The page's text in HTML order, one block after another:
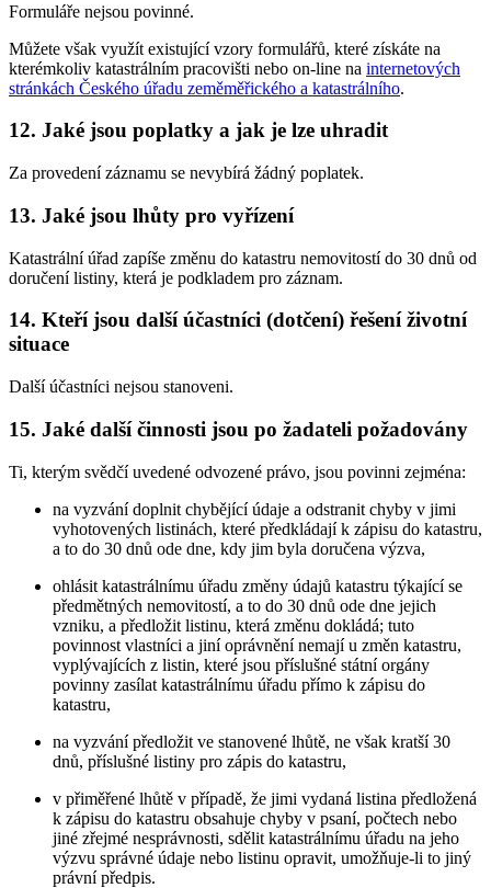
Formuláře nejsou povinné.
Můžete však využít existující vzory formulářů, které získáte na
kterémkoliv katastrálním pracovišti nebo on-line na internetových
stránkách Českého úřadu zeměměřického a katastrálního.
12. Jaké jsou poplatky a jak je lze uhradit
Za provedení záznamu se nevybírá žádný poplatek.
13. Jaké jsou lhůty pro vyřízení
Katastrální úřad zapíše změnu do katastru nemovitostí do 30 dnů od
doručení listiny, která je podkladem pro záznam.
14. Kteří jsou další účastníci (dotčení) řešení životní
situace
Další účastníci nejsou stanoveni.
15. Jaké další činnosti jsou po žadateli požadovány
Ti, kterým svědčí uvedené odvozené právo, jsou povinni zejména:
na vyzvání doplnit chybějící údaje a odstranit chyby v jimi
vyhotovených listinách, které předkládají k zápisu do katastru,
a to do 30 dnů ode dne, kdy jim byla doručena výzva,
ohlásit katastrálnímu úřadu změny údajů katastru týkající se
předmětných nemovitostí, a to do 30 dnů ode dne jejich
vzniku, a předložit listinu, která změnu dokládá; tuto
povinnost vlastníci a jiní oprávnění nemají u změn katastru,
vyplývajících z listin, které jsou příslušné státní orgány
povinny zasílat katastrálnímu úřadu přímo k zápisu do
katastru,
na vyzvání předložit ve stanovené lhůtě, ne však kratší 30
dnů, příslušné listiny pro zápis do katastru,
v přiměřené lhůtě v případě, že jimi vydaná listina předložená
k zápisu do katastru obsahuje chyby v psaní, počtech nebo
jiné zřejmé nesprávnosti, sdělit katastrálnímu úřadu na jeho
výzvu správné údaje nebo listinu opravit, umožňuje-li to jiný
právní předpis.